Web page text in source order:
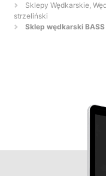
Sklepy Wędkarskie,
strzeliński
Sklep wędkarski BASS